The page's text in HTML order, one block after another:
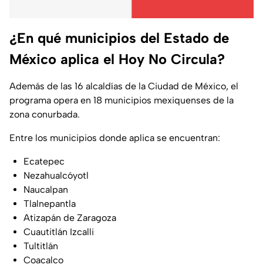
¿En qué municipios del Estado de
México aplica el Hoy No Circula?
Además de las 16 alcaldías de la Ciudad de México, el
programa opera en 18 municipios mexiquenses de la
zona conurbada.
Entre los municipios donde aplica se encuentran:
Ecatepec
Nezahualcóyotl
Naucalpan
Tlalnepantla
Atizapán de Zaragoza
Cuautitlán Izcalli
Tultitlán
Coacalco